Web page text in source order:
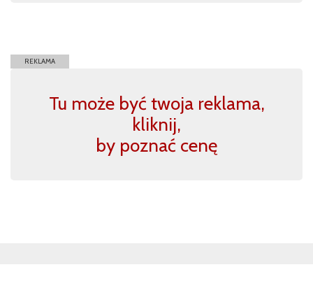
REKLAMA
Tu może być twoja reklama,
kliknij,
by poznać cenę